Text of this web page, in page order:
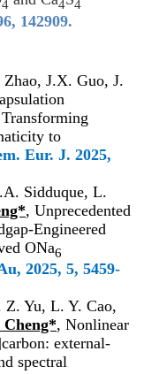
4 4 4
142909.
J.X. Guo, J.
to
Eur. J. 2025,
Sidduque, L.
, Unprecedented
Engineered
ONa6
2025, 5, 5459-
Z. Yu, L. Y. Cao,
Cheng*, Nonlinear
external-
spectral